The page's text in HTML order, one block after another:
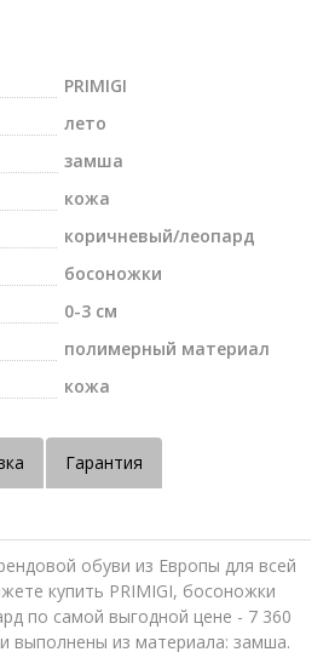
PRIMIGI
лето
замша
кожа
коричневый/леопард
босоножки
0-3 см
полимерный материал
кожа
Гарантия
обуви из Европы для всей
купить PRIMIGI, босоножки
по самой выгодной цене - 7 360
выполнены из материала: замша.